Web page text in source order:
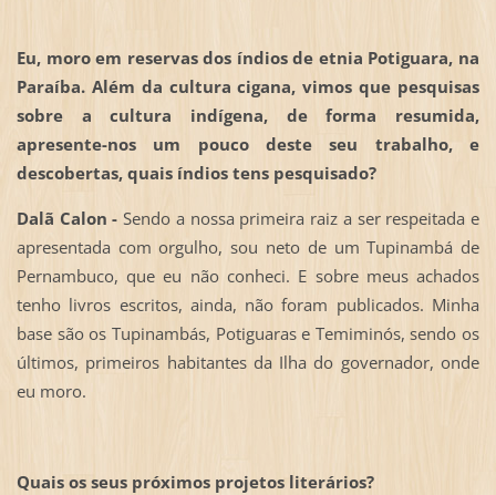
Eu, moro em reservas dos índios de etnia Potiguara, na
Paraíba. Além da cultura cigana, vimos que pesquisas
sobre a cultura indígena, de forma resumida,
apresente-nos um pouco deste seu trabalho, e
descobertas, quais índios tens pesquisado?
Dalã Calon - Sendo a nossa primeira raiz a ser respeitada e
apresentada com orgulho, sou neto de um Tupinambá de
Pernambuco, que eu não conheci. E sobre meus achados
tenho livros escritos, ainda, não foram publicados. Minha
base são os Tupinambás, Potiguaras e Temiminós, sendo os
últimos, primeiros habitantes da Ilha do governador, onde
eu moro.
Quais os seus próximos projetos literários?